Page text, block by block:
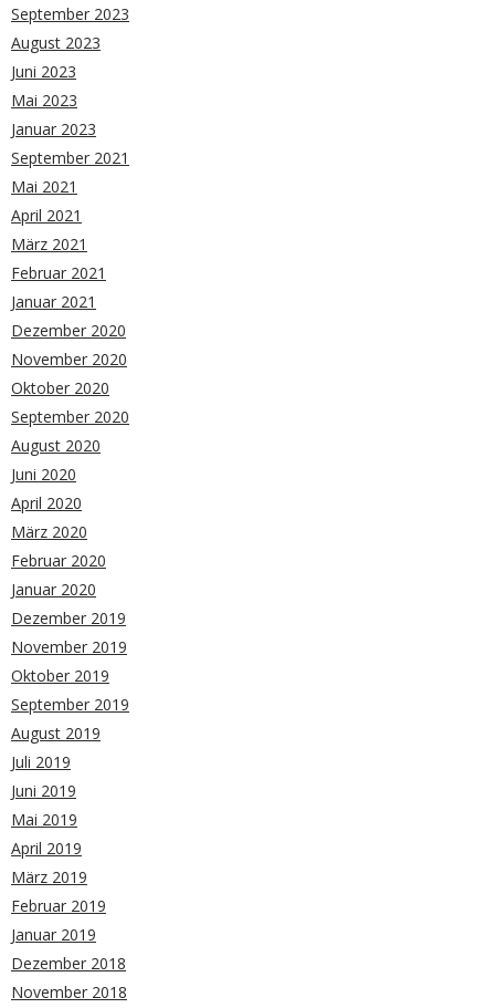
September 2023
August 2023
Juni 2023
Mai 2023
Januar 2023
September 2021
Mai 2021
April 2021
März 2021
Februar 2021
Januar 2021
Dezember 2020
November 2020
Oktober 2020
September 2020
August 2020
Juni 2020
April 2020
März 2020
Februar 2020
Januar 2020
Dezember 2019
November 2019
Oktober 2019
September 2019
August 2019
Juli 2019
Juni 2019
Mai 2019
April 2019
März 2019
Februar 2019
Januar 2019
Dezember 2018
November 2018